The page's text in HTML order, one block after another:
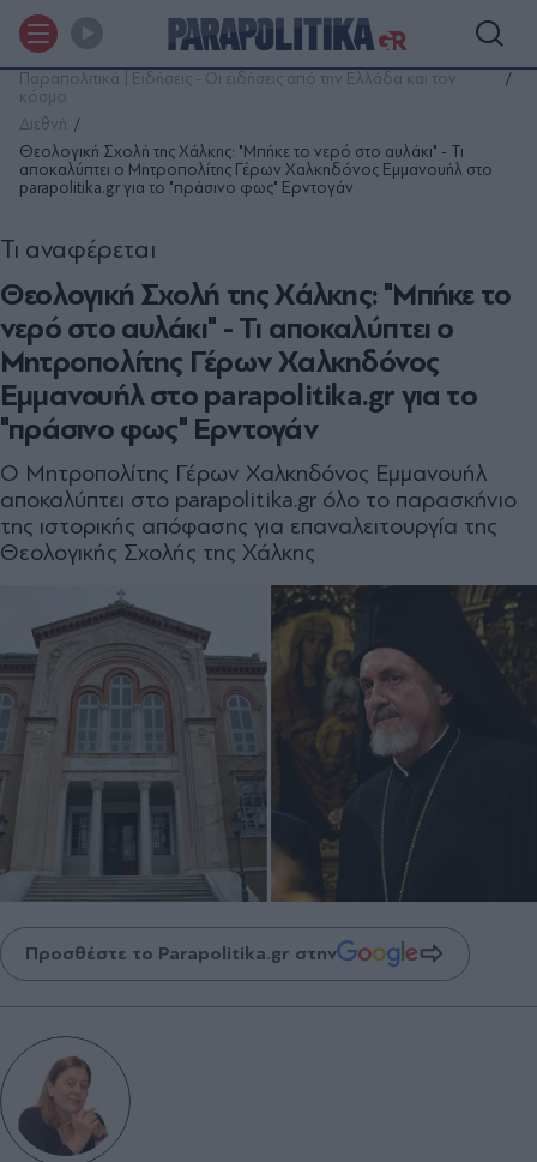
Παραπολιτικά | Ειδήσεις - Οι ειδήσεις από την Ελλάδα και τον
κόσμο
Διεθνή
Θεολογική Σχολή της Χάλκης: "Μπήκε το νερό στο αυλάκι" - Τι
αποκαλύπτει ο Μητροπολίτης Γέρων Χαλκηδόνος Εμμανουήλ στο
parapolitika.gr για το "πράσινο φως" Ερντογάν
Θεολογική Σχολή της Χάλκης: "Μπήκε το
νερό στο αυλάκι" - Τι αποκαλύπτει ο
Μητροπολίτης Γέρων Χαλκηδόνος
Εμμανουήλ στο parapolitika.gr για το
"πράσινο φως" Ερντογάν
Τι αναφέρεται
Ο Μητροπολίτης Γέρων Χαλκηδόνος Εμμανουήλ
αποκαλύπτει στο parapolitika.gr όλο το παρασκήνιο
της ιστορικής απόφασης για επαναλειτουργία της
Θεολογικής Σχολής της Χάλκης
Προσθέστε το Parapolitika.gr στην